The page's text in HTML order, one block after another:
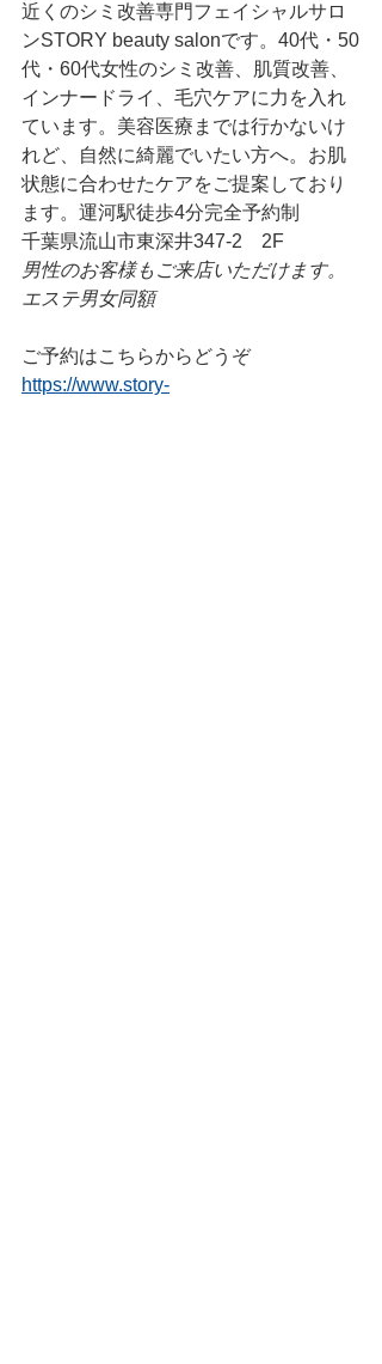
近くのシミ改善専門フェイシャルサロ
ンSTORY beauty salonです。40代・50
代・60代女性のシミ改善、肌質改善、
インナードライ、毛穴ケアに力を入れ
ています。美容医療までは行かないけ
れど、自然に綺麗でいたい方へ。お肌
状態に合わせたケアをご提案しており
ます。運河駅徒歩4分完全予約制
千葉県流山市東深井347-2　2F
男性のお客様もご来店いただけます。
エステ男女同額
ご予約はこちらからどうぞ
https://www.story-